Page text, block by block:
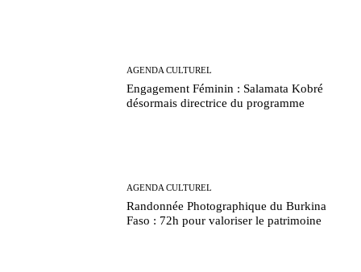
AGENDA CULTUREL
Engagement Féminin : Salamata Kobré
désormais directrice du programme
AGENDA CULTUREL
Randonnée Photographique du Burkina
Faso : 72h pour valoriser le patrimoine